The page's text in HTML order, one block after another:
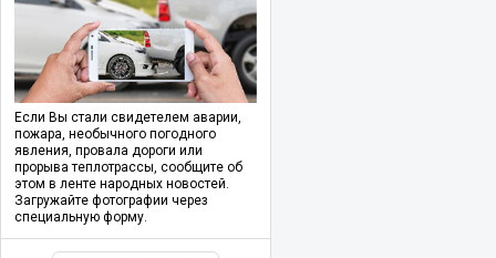
Если Вы стали свидетелем аварии,
пожара, необычного погодного
явления, провала дороги или
прорыва теплотрассы, сообщите об
этом в ленте народных новостей.
Загружайте фотографии через
специальную форму.